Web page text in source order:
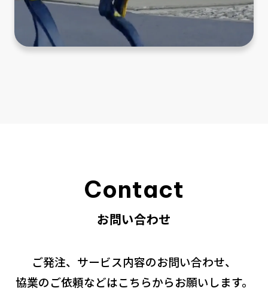
Contact
お問い合わせ
ご発注、サービス内容のお問い合わせ、
協業のご依頼などはこちらからお願いします。